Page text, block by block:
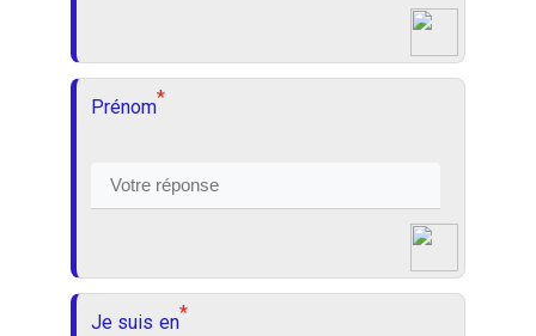
Prénom*
Je suis en*